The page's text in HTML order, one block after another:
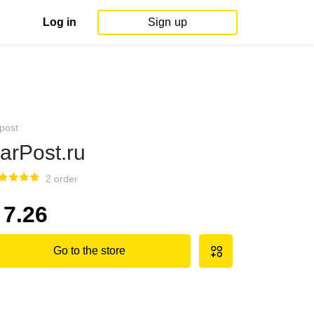
Log in Sign up
2 order
7.26
Go to the store